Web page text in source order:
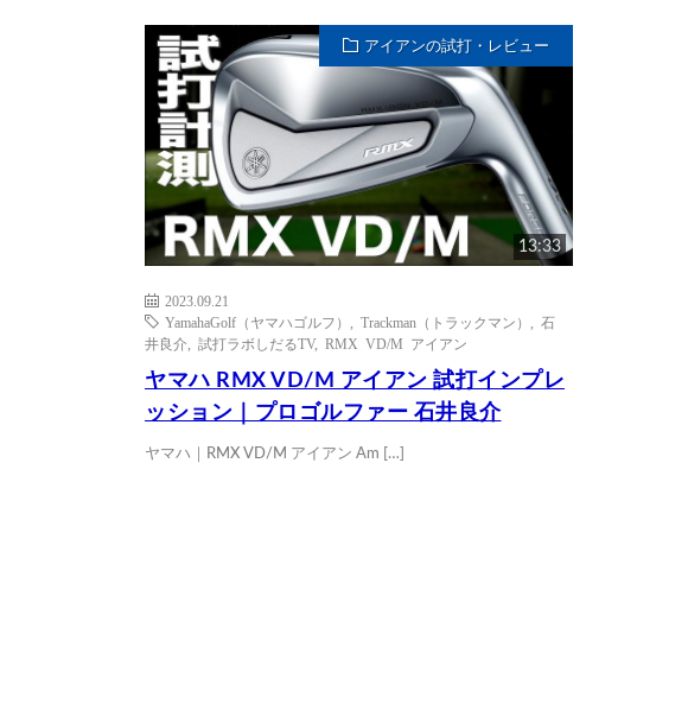
アイアンの試打・レビュー
13:33
2023.09.21
YamahaGolf（ヤマハゴルフ）
Trackman（トラックマン）
石
井良介
試打ラボしだるTV, RMX VD/M アイアン
ヤマハ RMX VD/M アイアン 試打インプレ
ッション｜プロゴルファー 石井良介
ヤマハ｜RMX VD/M アイアン Am […]